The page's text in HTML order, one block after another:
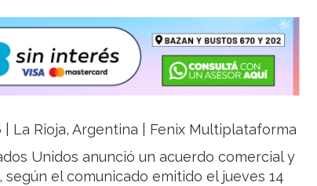
| La Rioja, Argentina | Fenix Multiplataforma
Unidos anunció un acuerdo comercial y
el comunicado emitido el jueves 14